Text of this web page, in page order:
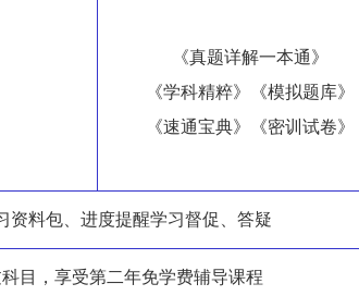
《真题详解一本通》
《学科精粹》《模拟题库》
《速通宝典》《密训试卷》
资料包、进度提醒学习督促、答疑
目，享受第二年免学费辅导课程